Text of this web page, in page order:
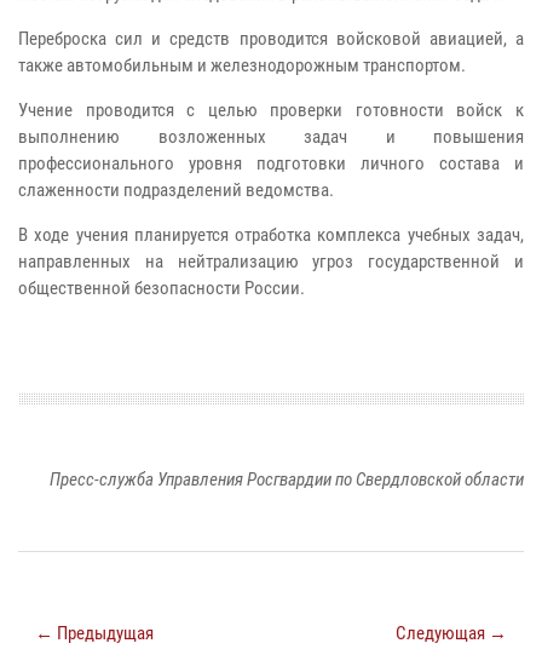
Переброска сил и средств проводится войсковой авиацией, а
также автомобильным и железнодорожным транспортом.
Учение проводится с целью проверки готовности войск к
выполнению возложенных задач и повышения
профессионального уровня подготовки личного состава и
слаженности подразделений ведомства.
В ходе учения планируется отработка комплекса учебных задач,
направленных на нейтрализацию угроз государственной и
общественной безопасности России.
Пресс-служба Управления Росгвардии по Свердловской области
← Предыдущая Следующая →